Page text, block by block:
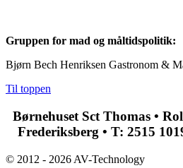
Gruppen for mad og måltidspolitik:
Bjørn Bech Henriksen Gastronom &
Til toppen
Børnehuset Sct Thomas •
Frederiksberg • T: 2515
© 2012 - 2026 AV-Technology